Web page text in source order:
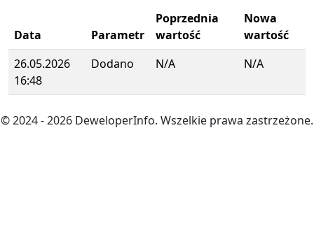
Data Parametr
Poprzednia
wartość
Nowa
wartość
26.05.2026
16:48
Dodano N/A N/A
© 2024- 2026 DeweloperInfo. Wszelkie prawa zastrzeżone.